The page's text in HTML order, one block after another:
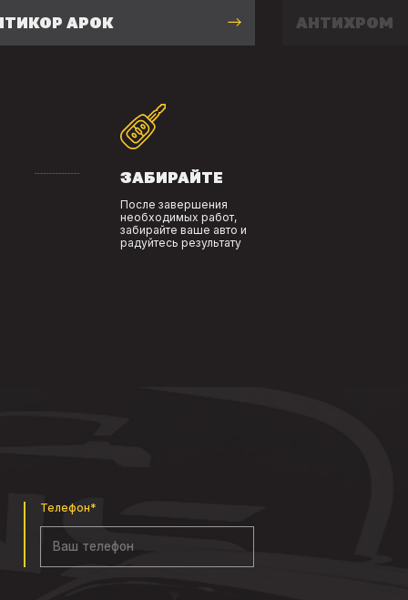
АРОК АНТИХРОМ
ЗАБИРАЙТЕ
После завершения
необходимых работ,
забирайте ваше авто и
радуйтесь результату
Телефон*